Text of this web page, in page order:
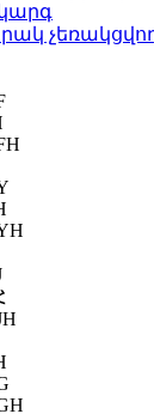
չեռակցվող